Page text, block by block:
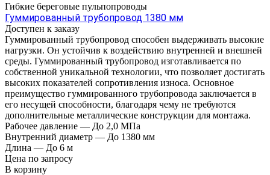
Гибкие береговые пульпопроводы
Гуммированный трубопровод 1380 мм
Доступен к заказу
Гуммированный трубопровод способен выдерживать высокие
нагрузки. Он устойчив к воздействию внутренней и внешней
среды. Гуммированный трубопровод изготавливается по
собственной уникальной технологии, что позволяет достигать
высоких показателей сопротивления износа. Основное
преимущество гуммированного трубопровода заключается в
его несущей способности, благодаря чему не требуются
дополнительные металлические конструкции для монтажа.
Рабочее давление — До 2,0 МПа
Внутренний диаметр — До 1380 мм
Длина — До 6 м
Цена по запросу
В корзину